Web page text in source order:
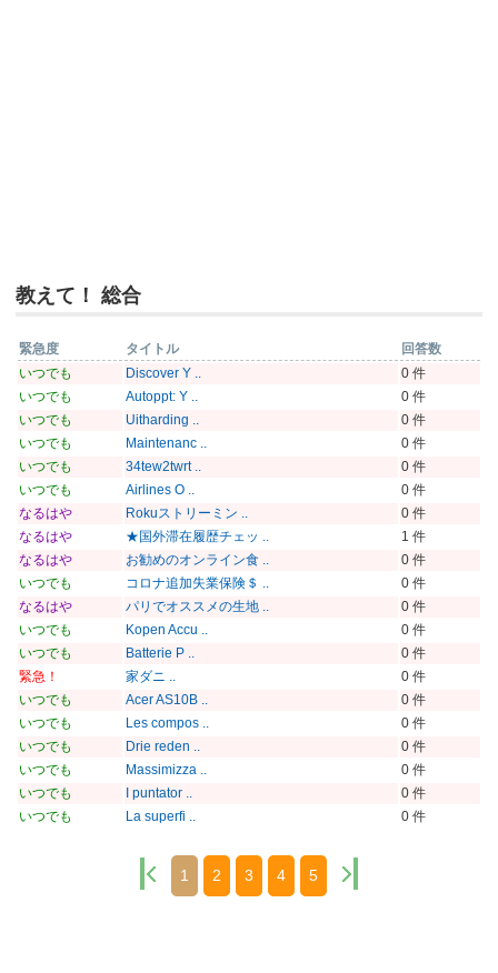
教えて！ 総合
緊急度 タイトル
回答数
いつでも
Discover Y ..
0 件
いつでも
Autoppt: Y ..
0 件
いつでも
Uitharding ..
0 件
いつでも
Maintenanc ..
0 件
いつでも
34tew2twrt ..
0 件
いつでも
Airlines O ..
0 件
なるはや
Rokuストリーミン ..
0 件
なるはや
★国外滞在履歴チェッ ..
1 件
なるはや
お勧めのオンライン食 ..
0 件
いつでも
コロナ追加失業保険＄ ..
0 件
なるはや
パリでオススメの生地 ..
0 件
いつでも
Kopen Accu ..
0 件
いつでも
Batterie P ..
0 件
緊急！
家ダニ ..
0 件
いつでも
Acer AS10B ..
0 件
いつでも
Les compos ..
0 件
いつでも
Drie reden ..
0 件
いつでも
Massimizza ..
0 件
いつでも
I puntator ..
0 件
いつでも
La superfi .. 0 件
1 2 3 4 5